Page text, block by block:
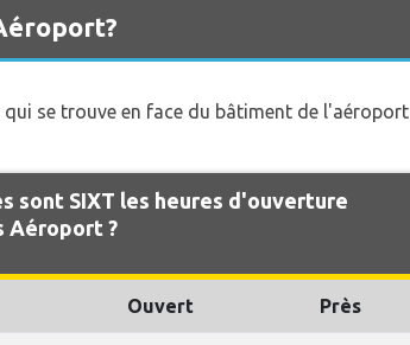
se trouve en face du bâtiment de l'aéroport
sont SIXT les heures d'ouverture
Aéroport ?
Ouvert Près